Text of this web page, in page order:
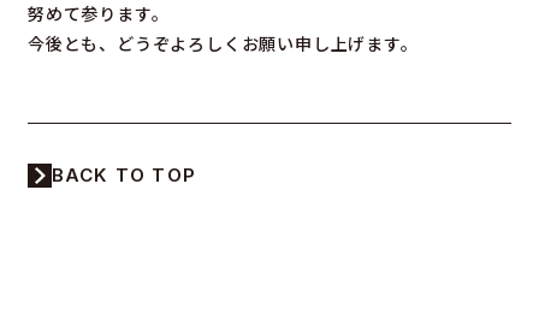
努めて参ります。
今後とも、どうぞよろしくお願い申し上げます。
BACK TO TOP